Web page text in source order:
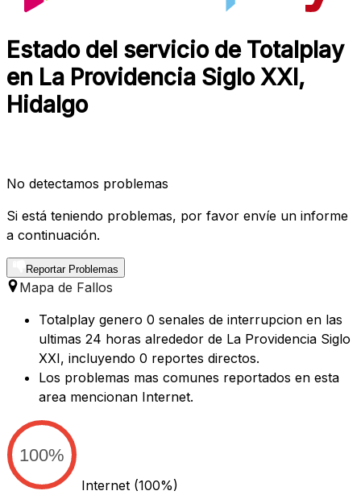
Estado del servicio de Totalplay
en La Providencia Siglo XXI,
Hidalgo
No detectamos problemas
Si está teniendo problemas, por favor envíe un informe
a continuación.
Reportar Problemas
Mapa de Fallos
Totalplay genero 0 senales de interrupcion en las
ultimas 24 horas alrededor de La Providencia Siglo
XXI, incluyendo 0 reportes directos.
Los problemas mas comunes reportados en esta
area mencionan Internet.
100%
Internet (100%)